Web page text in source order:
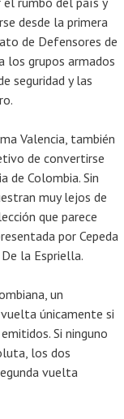
desde la primera
de Defensores de
los grupos armados
seguridad y las
Valencia, también
de convertirse
de Colombia. Sin
muy lejos de
que parece
por Cepeda
la Espriella.
un
únicamente si
Si ninguno
los dos
vuelta